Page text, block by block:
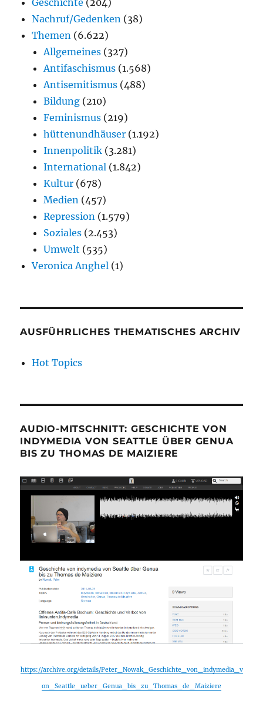
Nachruf/Gedenken (38)
Themen (6.622)
Allgemeines (327)
Antifaschismus (1.568)
Antisemitismus (488)
Bildung (210)
Feminismus (219)
hüttenundhäuser (1.192)
Innenpolitik (3.281)
International (1.842)
Kultur (678)
Medien (457)
Repression (1.579)
Soziales (2.453)
Umwelt (535)
Veronica Anghel (1)
AUSFÜHRLICHES THEMATISCHES ARCHIV
Hot Topics
AUDIO-MITSCHNITT: GESCHICHTE VON
INDYMEDIA VON SEATTLE ÜBER GENUA
BIS ZU THOMAS DE MAIZIERE
https://archive.org/details/Peter_Nowak_Geschichte_von_indymedia_v
on_Seattle_ueber_Genua_bis_zu_Thomas_de_Maiziere